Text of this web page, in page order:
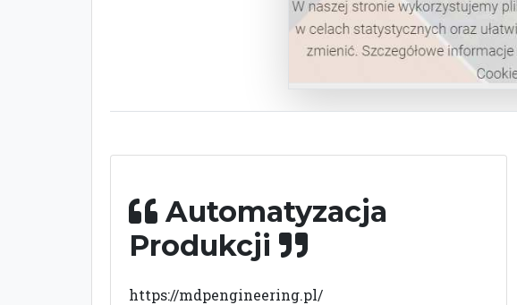
Automatyzacja
Produkcji
https://mdpengineering.pl/